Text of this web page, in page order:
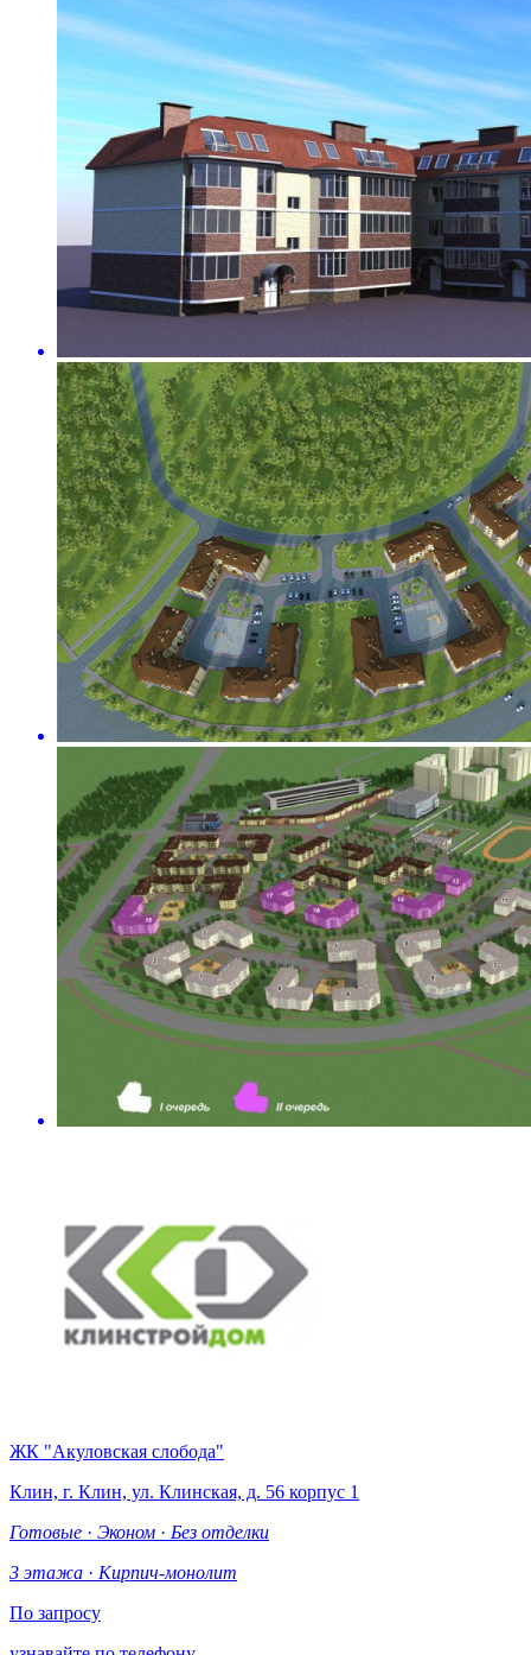
ЖК "Акуловская слобода"
Клин, г. Клин, ул. Клинская, д. 56 корпус 1
Готовые · Эконом · Без отделки
3 этажа · Кирпич-монолит
По запросу